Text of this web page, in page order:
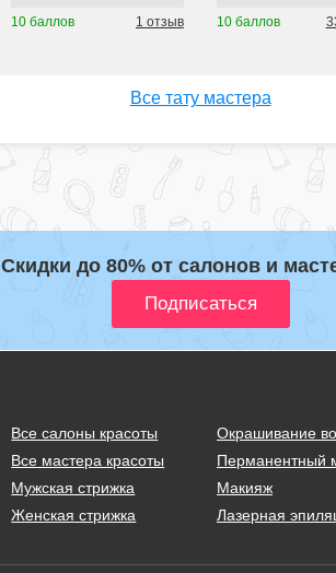
10 баллов 1 отзыв 10 баллов
Все тату мастера
Скидки до 80% от салонов и
Все салоны красоты
Все мастера красоты
Мужская стрижка
Женская стрижка
Окрашивание
Перманентный
Макияж
Лазерная